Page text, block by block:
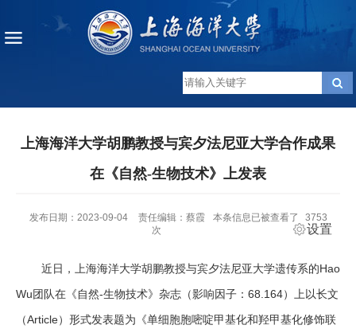
上海海洋大学胡鹏教授与宾夕法尼亚大学合作成果
在《自然-生物技术》上发表
发布日期：2023-09-04 责任编辑：蔡霞 本条信息已被查看了
3753
次
设置
近日，上海海洋大学胡鹏教授与宾夕法尼亚大学遗传系的Hao
Wu团队在《自然-生物技术》杂志（影响因子：68.164）上以长文
（Article）形式发表题为《单细胞胞嘧啶甲基化和羟甲基化修饰联